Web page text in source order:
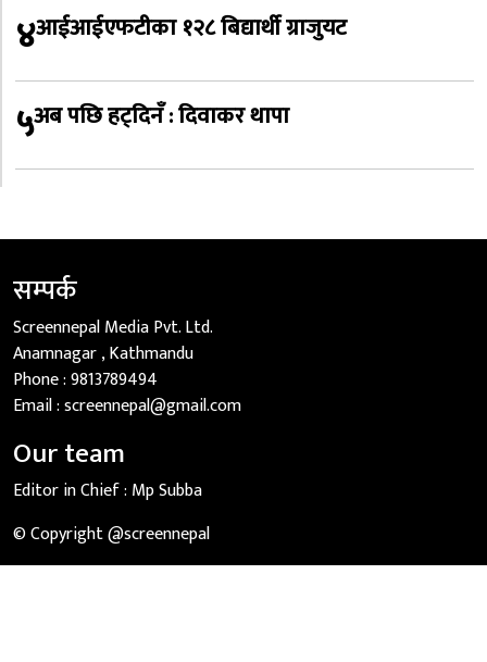
४आईआईएफटीका १२८ बिद्यार्थी ग्राजुयट
५अब पछि हट्दिनँ : दिवाकर थापा
सम्पर्क
Screennepal Media Pvt. Ltd.
Anamnagar , Kathmandu
Phone :9813789494
Email :screennepal@gmail.com
Our team
Editor in Chief : Mp Subba
© Copyright @screennepal